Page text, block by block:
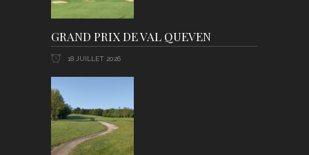
GRAND PRIX DE VAL QUEVEN
18 JUILLET 2026